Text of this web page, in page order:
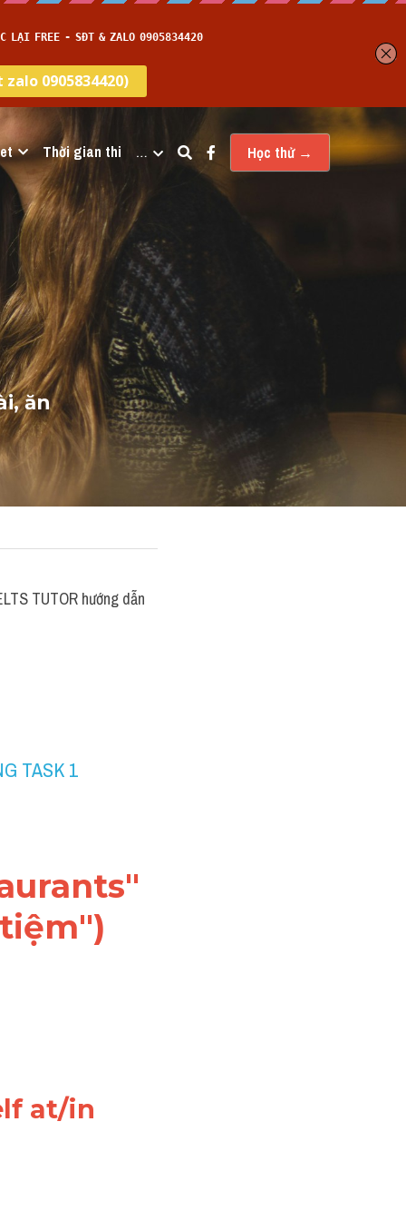
Thời gian thi … Học thử →
ăn
TUTOR hướng dẫn
TASK 1
at/in